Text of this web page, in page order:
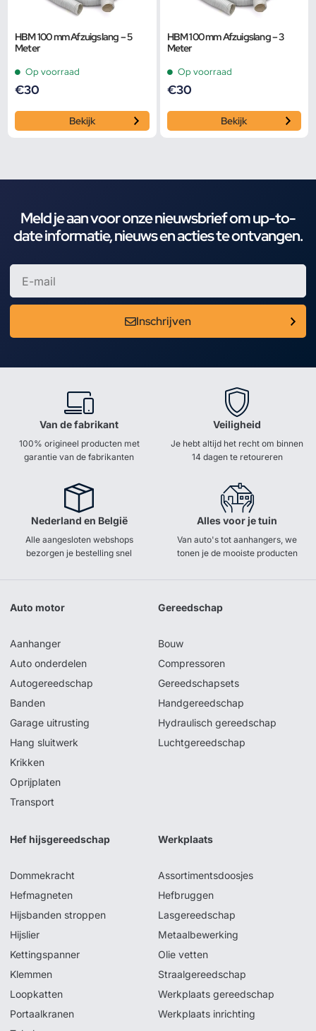
HBM 100 mm Afzuigslang – 5
Meter
Op voorraad
€30
Bekijk
HBM 100 mm Afzuigslang – 3
Meter
Op voorraad
€30
Bekijk
Meld je aan voor onze nieuwsbrief om up-to-
date informatie, nieuws en acties te ontvangen.
Inschrijven
Van de fabrikant
100% origineel producten met
garantie van de fabrikanten
Veiligheid
Je hebt altijd het recht om binnen
14 dagen te retoureren
Nederland en België
Alle aangesloten webshops
bezorgen je bestelling snel
Alles voor je tuin
Van auto's tot aanhangers, we
tonen je de mooiste producten
Auto motor
Aanhanger
Auto onderdelen
Autogereedschap
Banden
Garage uitrusting
Hang sluitwerk
Krikken
Oprijplaten
Transport
Gereedschap
Bouw
Compressoren
Gereedschapsets
Handgereedschap
Hydraulisch gereedschap
Luchtgereedschap
Hef hijsgereedschap
Dommekracht
Hefmagneten
Hijsbanden stroppen
Hijslier
Kettingspanner
Klemmen
Loopkatten
Portaalkranen
Werkplaats
Assortimentsdoosjes
Hefbruggen
Lasgereedschap
Metaalbewerking
Olie vetten
Straalgereedschap
Werkplaats gereedschap
Werkplaats inrichting